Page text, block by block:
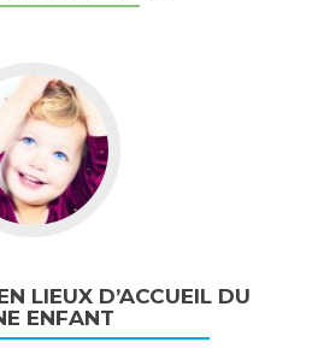
Aller
vers
Interventions
en
lieux
d’accueil
du
LIEUX D’ACCUEIL DU
ENFANT